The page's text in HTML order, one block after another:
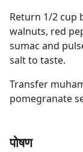
Return 1/2 cup
walnuts, red
sumac and
salt to taste.
Transfer
pomegranate
पोषण